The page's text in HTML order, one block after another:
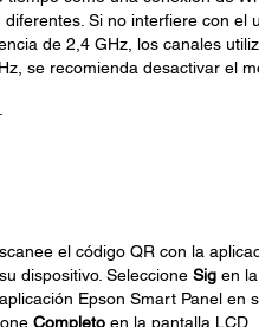
Si no interfiere con el
de 2,4 GHz, los canales
se recomienda desactivar el
el código QR con la
dispositivo. Seleccione Sigen la
Epson Smart Panel en
Completoen la pantalla LCD.